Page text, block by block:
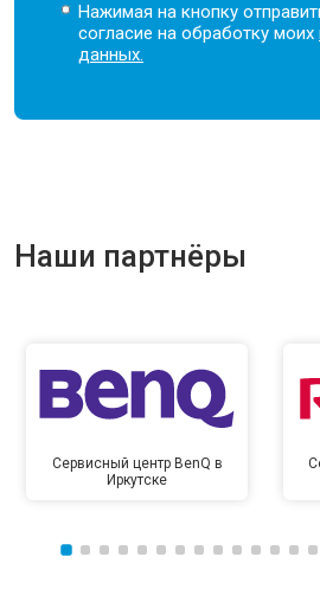
Нажимая на кнопку
согласие на обработку моих
данных.
Наши партнёры
Сервисный центр BenQ в
Иркутске